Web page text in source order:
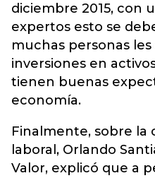
diciembre 2015, con
expertos esto se
muchas personas
inversiones en
tienen buenas
economía.
Finalmente, sobre la
laboral, Orlando
Valor, explicó que a